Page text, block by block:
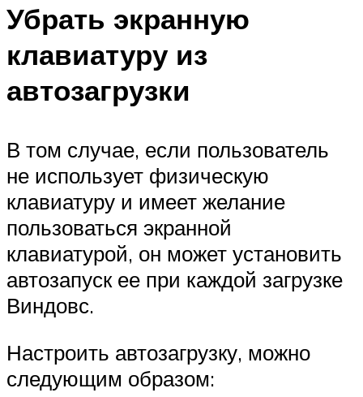
Убрать экранную
клавиатуру из
автозагрузки
В том случае, если пользователь
не использует физическую
клавиатуру и имеет желание
пользоваться экранной
клавиатурой, он может установить
автозапуск ее при каждой загрузке
Виндовс.
Настроить автозагрузку, можно
следующим образом: